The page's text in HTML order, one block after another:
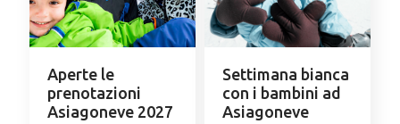
Aperte le
prenotazioni
Asiagoneve 2027
Settimana bianca
con i bambini ad
Asiagoneve